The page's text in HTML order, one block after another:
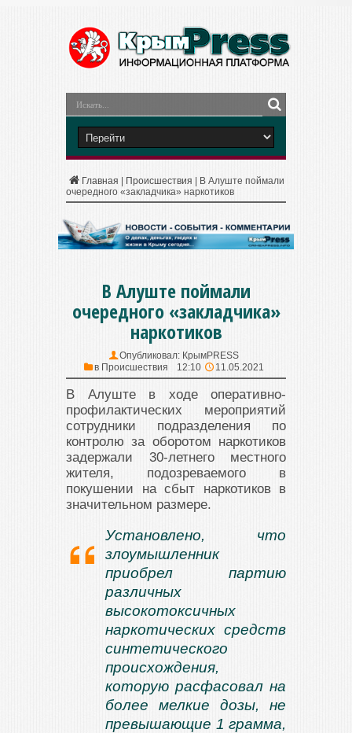
Главная Происшествия
В Алуште поймали
очередного «закладчика» наркотиков
В Алуште поймали
очередного «закладчика»
наркотиков
Опубликовал: КрымPRESS
в Происшествия 12:10 11.05.2021
В Алуште в ходе оперативно-
профилактических мероприятий
сотрудники подразделения по
контролю за оборотом наркотиков
задержали 30-летнего местного
жителя, подозреваемого в
покушении на сбыт наркотиков в
значительном размере.
Установлено, что
злоумышленник
приобрел партию
различных
высокотоксичных
наркотических средств
синтетического
происхождения,
которую расфасовал на
более мелкие дозы, не
превышающие 1 грамма,